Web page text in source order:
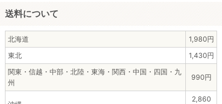
送料について
北海道
1,980円
東北
1,430円
関東・信越・中部・北陸・東海・関西・中国・四国・九
州
990円
2,860